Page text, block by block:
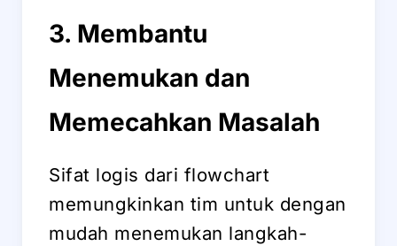
3. Membantu
Menemukan dan
Memecahkan Masalah
Sifat logis dari flowchart
memungkinkan tim untuk dengan
mudah menemukan langkah-